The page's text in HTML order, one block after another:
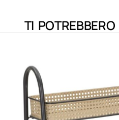
TI